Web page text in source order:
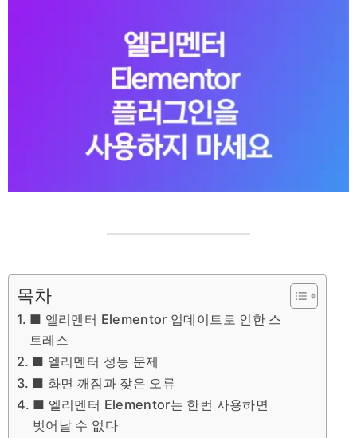
목차
■ 엘리멘터 Elementor 업데이트로 인한 스
트레스
■ 엘리멘터 성능 문제
■ 화면 깨짐과 잦은 오류
■ 엘리멘터 Elementor는 한번 사용하면
벗어날 수 없다